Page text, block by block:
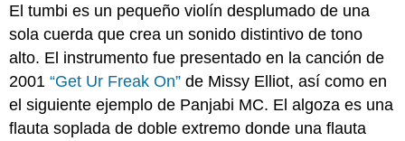
El tumbi es un pequeño violín desplumado de una
sola cuerda que crea un sonido distintivo de tono
alto. El instrumento fue presentado en la canción de
2001“Get Ur Freak On” de Missy Elliot, así como en
el siguiente ejemplo de Panjabi MC. El algoza es una
flauta soplada de doble extremo donde una flauta